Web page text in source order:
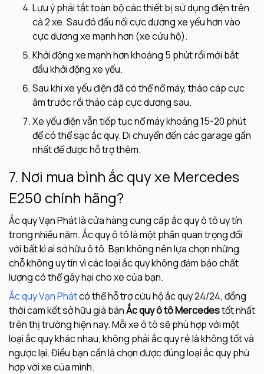
Lưu ý phải tắt toàn bộ các thiết bị sử dụng điện trên
cả 2 xe. Sau đó đấu nối cực dương xe yếu hơn vào
cực dương xe mạnh hơn (xe cứu hộ).
Khởi động xe mạnh hơn khoảng 5 phút rồi mới bắt
đầu khởi động xe yếu.
Sau khi xe yếu điện đã có thể nổ máy, tháo cáp cực
âm trước rồi tháo cáp cực dương sau.
Xe yếu điện vẫn tiếp tục nổ máy khoảng 15-20 phút
để có thể sạc ắc quy. Di chuyển đến các garage gần
nhất để được hỗ trợ thêm.
7. Nơi mua bình ắc quy xe Mercedes
E250 chính hãng?
Ắc quy Vạn Phát là cửa hàng cung cấp ắc quy ô tô uy tín
trong nhiều năm. Ắc quy ô tô là một phần quan trọng đối
với bất kì ai sở hữu ô tô. Bạn không nên lựa chọn những
chỗ không uy tín vì các loại ắc quy không đảm bảo chất
lượng có thể gây hại cho xe của bạn.
Ắc quy Vạn Phátcó thể hỗ trợ cứu hộ ắc quy 24/24, đồng
thời cam kết sở hữu giá bánẮc quy ô tô Mercedestốt nhất
trên thị trường hiện nay. Mỗi xe ô tô sẽ phù hợp với một
loại ắc quy khác nhau, không phải ắc quy rẻ là không tốt và
ngược lại. Điều bạn cần là chọn được đúng loại ắc quy phù
hợp với xe của mình.